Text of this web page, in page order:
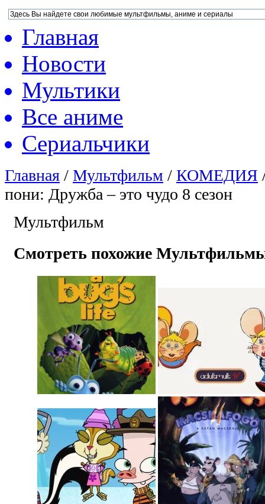
Главная
Новости
Мультики
Все аниме
Сериальчики
Главная / Мультфильм / КОМЕДИЯ
пони: Дружба – это чудо 8 сезон
Мультфильм
Смотреть похожие